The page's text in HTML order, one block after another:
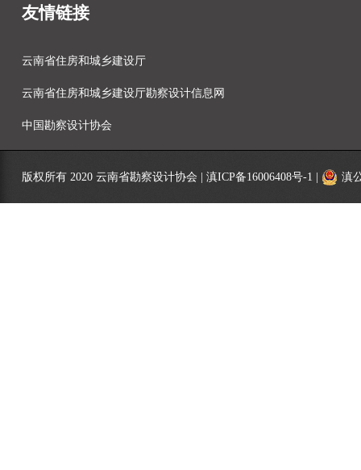
友情链接
云南省住房和城乡建设厅
云南省住房和城乡建设厅勘察设计信息网
中国勘察设计协会
版权所有 2020 云南省勘察设计协会 | 滇ICP备16006408号-1 | 滇